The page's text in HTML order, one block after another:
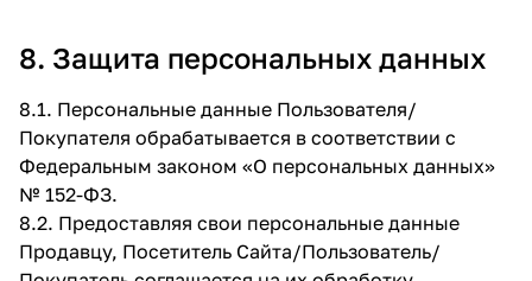
8. Защита персональных данных
8.1. Персональные данные Пользователя/
Покупателя обрабатывается в соответствии с
Федеральным законом «О персональных данных»
№ 152-ФЗ.
8.2. Предоставляя свои персональные данные
Продавцу, Посетитель Сайта/Пользователь/